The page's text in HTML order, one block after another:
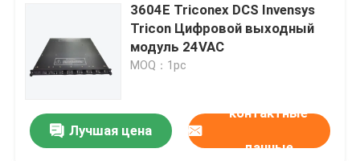
DCS Triconex
Модуль управления B&R
3604E Triconex DCS Invensys
Tricon Цифровой выходный
модуль 24VAC
MOQ：1pc
Лучшая цена
контактные
данные